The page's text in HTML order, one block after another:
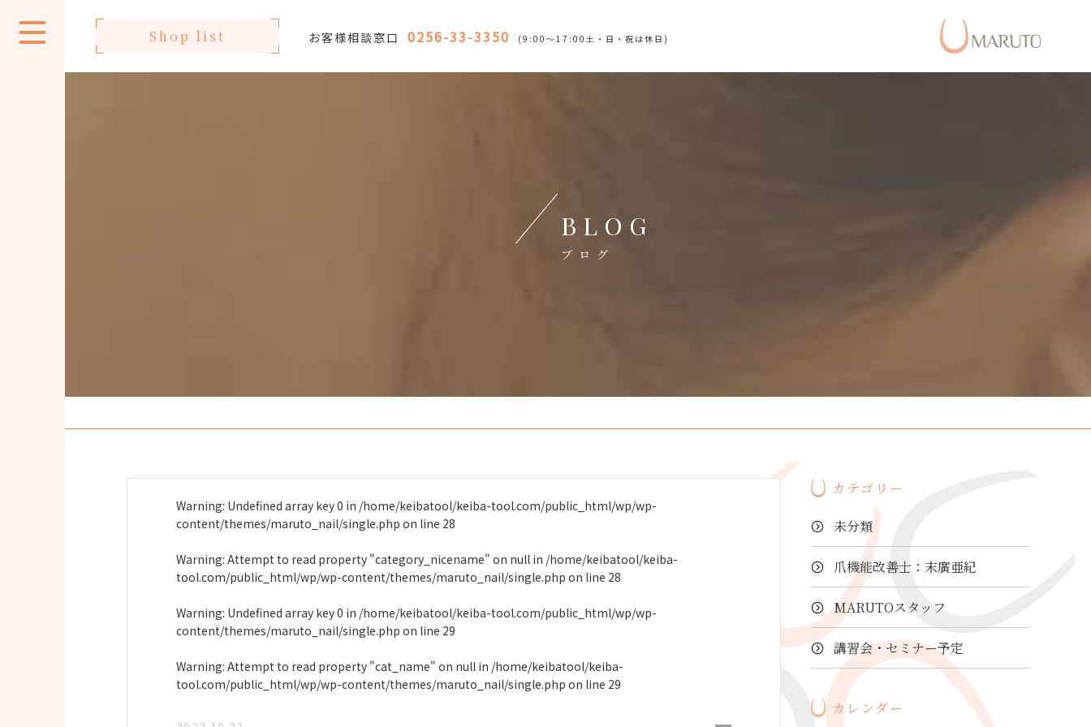
Shop list お客様相談窓口 0256-33-3350 (9:00～17:00土・日・祝は休日)
BLOG
ブログ
Warning: Undefined array key 0 in /home/keibatool/keiba-tool.com/public_html/wp/wp-
content/themes/maruto_nail/single.php on line 28
Warning: Attempt to read property "category_nicename" on null in /home/keibatool/keiba-
tool.com/public_html/wp/wp-content/themes/maruto_nail/single.php on line 28
Warning: Undefined array key 0 in /home/keibatool/keiba-tool.com/public_html/wp/wp-
content/themes/maruto_nail/single.php on line 29
Warning: Attempt to read property "cat_name" on null in /home/keibatool/keiba-
tool.com/public_html/wp/wp-content/themes/maruto_nail/single.php on line 29
カテゴリー
未分類
爪機能改善士：末廣亜紀
MARUTOスタッフ
講習会・セミナー予定
カレンダー